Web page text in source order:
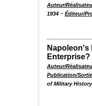
Auteur/
1934 - Éditeur/
Napoleon's
Enterprise?
Auteur/
Publication/Sortie
of Military History